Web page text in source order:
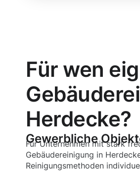
Für wen
Herdecke?
Gewerbliche
Für Unternehmen mit stark
Gebäudereinigung in
Reinigungsmethoden